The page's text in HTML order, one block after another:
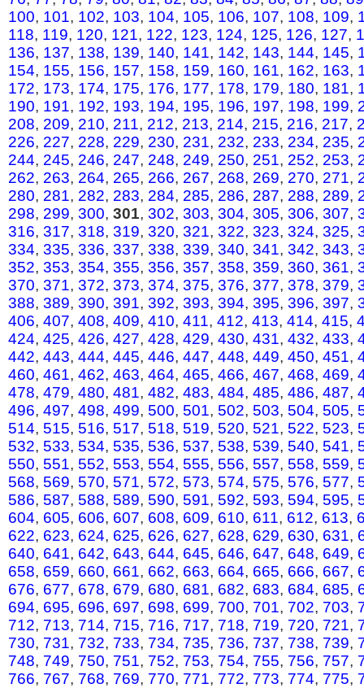
100, 101, 102, 103, 104, 105, 106, 107, 108, 109,
118, 119, 120, 121, 122, 123, 124, 125, 126, 127,
136, 137, 138, 139, 140, 141, 142, 143, 144, 145,
154, 155, 156, 157, 158, 159, 160, 161, 162, 163,
172, 173, 174, 175, 176, 177, 178, 179, 180, 181,
190, 191, 192, 193, 194, 195, 196, 197, 198, 199,
208, 209, 210, 211, 212, 213, 214, 215, 216, 217,
226, 227, 228, 229, 230, 231, 232, 233, 234, 235,
244, 245, 246, 247, 248, 249, 250, 251, 252, 253,
262, 263, 264, 265, 266, 267, 268, 269, 270, 271,
280, 281, 282, 283, 284, 285, 286, 287, 288, 289,
298, 299, 300, 301, 302, 303, 304, 305, 306, 307,
316, 317, 318, 319, 320, 321, 322, 323, 324, 325,
334, 335, 336, 337, 338, 339, 340, 341, 342, 343,
352, 353, 354, 355, 356, 357, 358, 359, 360, 361,
370, 371, 372, 373, 374, 375, 376, 377, 378, 379,
388, 389, 390, 391, 392, 393, 394, 395, 396, 397,
406, 407, 408, 409, 410, 411, 412, 413, 414, 415,
424, 425, 426, 427, 428, 429, 430, 431, 432, 433,
442, 443, 444, 445, 446, 447, 448, 449, 450, 451,
460, 461, 462, 463, 464, 465, 466, 467, 468, 469,
478, 479, 480, 481, 482, 483, 484, 485, 486, 487,
496, 497, 498, 499, 500, 501, 502, 503, 504, 505,
514, 515, 516, 517, 518, 519, 520, 521, 522, 523,
532, 533, 534, 535, 536, 537, 538, 539, 540, 541,
550, 551, 552, 553, 554, 555, 556, 557, 558, 559,
568, 569, 570, 571, 572, 573, 574, 575, 576, 577,
586, 587, 588, 589, 590, 591, 592, 593, 594, 595,
604, 605, 606, 607, 608, 609, 610, 611, 612, 613,
622, 623, 624, 625, 626, 627, 628, 629, 630, 631,
640, 641, 642, 643, 644, 645, 646, 647, 648, 649,
658, 659, 660, 661, 662, 663, 664, 665, 666, 667,
676, 677, 678, 679, 680, 681, 682, 683, 684, 685,
694, 695, 696, 697, 698, 699, 700, 701, 702, 703,
712, 713, 714, 715, 716, 717, 718, 719, 720, 721,
730, 731, 732, 733, 734, 735, 736, 737, 738, 739,
748, 749, 750, 751, 752, 753, 754, 755, 756, 757,
766, 767, 768, 769, 770, 771, 772, 773, 774, 775,